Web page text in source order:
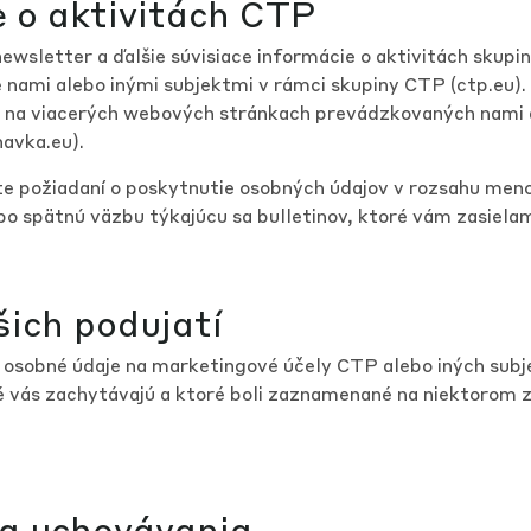
o aktivitách CTP
a ďalšie súvisiace informácie o aktivitách
alebo inými subjektmi v rámci skupiny CTP (ctp.eu
viacerých webových stránkach prevádzkovaných nami
).
požiadaní o poskytnutie osobných údajov v rozsahu
spätnú väzbu týkajúcu sa bulletinov, ktoré vám
podujatí
údaje na marketingové účely CTP alebo iných
zachytávajú a ktoré boli zaznamenané na niektorom